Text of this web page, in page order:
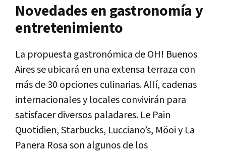
Novedades en gastronomía y
entretenimiento
La propuesta gastronómica de OH! Buenos
Aires se ubicará en una extensa terraza con
más de 30 opciones culinarias. Allí, cadenas
internacionales y locales convivirán para
satisfacer diversos paladares. Le Pain
Quotidien, Starbucks, Lucciano’s, Möoi y La
Panera Rosa son algunos de los